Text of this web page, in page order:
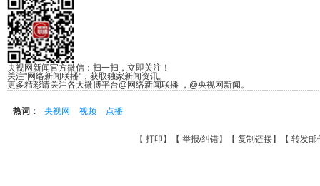
央视网新闻官方微信：扫一扫，立即关注！
关注"网络新闻联播"，获取独家新闻资讯。
更多精彩请关注各大微博平台@网络新闻联播 ，@央视网新闻。
热词： 央视网 视频 点播
【 打印 】【 举报/纠错】【 复制链接】【 转发邮